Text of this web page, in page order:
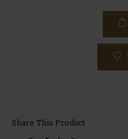
Share This Product